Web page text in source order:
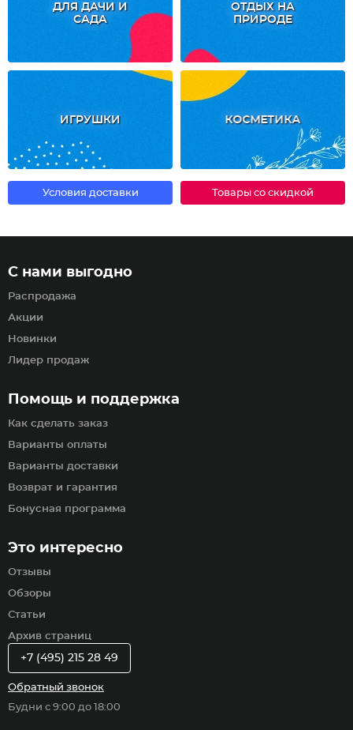
ДЛЯ ДАЧИ И
САДА
ОТДЫХ НА
ПРИРОДЕ
ИГРУШКИ КОСМЕТИКА
Условия доставки Товары со скидкой
Помощь и поддержка
Как сделать заказ
Варианты оплаты
Варианты доставки
Возврат и гарантия
Бонусная программа
С нами выгодно
Распродажа
Акции
Новинки
Лидер продаж
Это интересно
Отзывы
Обзоры
Статьи
Архив страниц
+7 (495) 215 28 49
Обратный звонок
Будни с 9:00 до 18:00